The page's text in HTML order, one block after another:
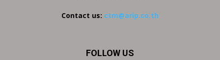
Contact us: ctm@arip.co.th
FOLLOW US